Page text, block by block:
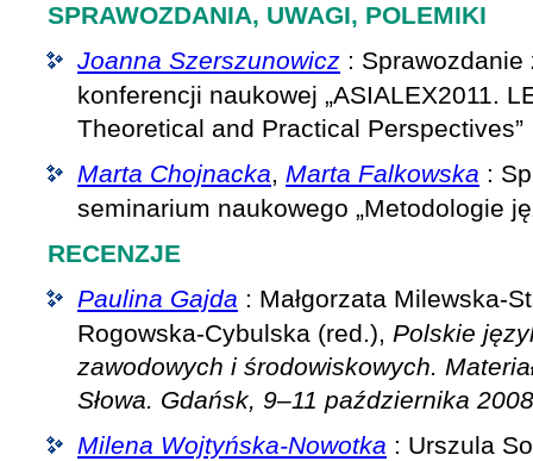
SPRAWOZDANIA, UWAGI, POLEMIKI
Joanna Szerszunowicz :
konferencji naukowej „ASIALEX2011.
Theoretical and Practical Perspectives”
Marta Chojnacka, Marta Falkowska :
seminarium naukowego „Metodologie
RECENZJE
Paulina Gajda : Małgorzata Milewska-
Rogowska-Cybulska (red.), Polskie
zawodowych i środowiskowych.
Słowa. Gdańsk, 9–11 października
Milena Wojtyńska-Nowotka : Urszula